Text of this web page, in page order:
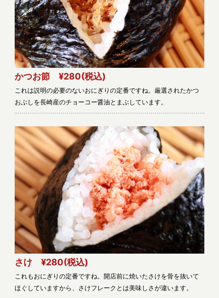
かつお節 ¥280(税込)
これは説明の必要のないおにぎりの定番ですね。厳選されたかつ
おぶしを長崎産のチョーコー醤油とまぶしています。
さけ ¥280(税込)
これもおにぎりの定番ですね。開店前に焼いたさけを骨を抜いて
ほぐしていますから、さけフレークとは美味しさが違います。